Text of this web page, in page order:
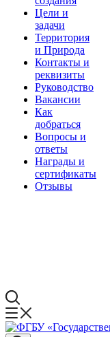
Цели и
задачи
Территория
и Природа
Контакты и
реквизиты
Руководство
Вакансии
Как
добраться
Вопросы и
ответы
Награды и
сертификаты
Отзывы